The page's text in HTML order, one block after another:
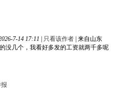
7-14 17:11
只看该作者 来自山东
没几个，我看好多发的工资就两千多呢